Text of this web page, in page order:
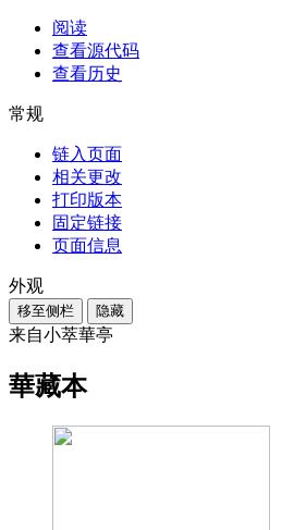
阅读
查看源代码
查看历史
常规
链入页面
相关更改
打印版本
固定链接
页面信息
外观
移至侧栏 隐藏
来自小萃華亭
華藏本